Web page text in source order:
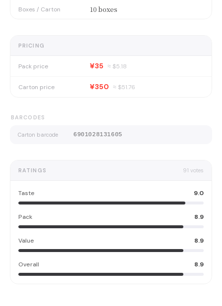
Boxes / Carton 10 boxes
PRICING
Pack price ¥35 ≈ $5.18
Carton price ¥350 ≈ $51.76
BARCODES
Carton barcode 6901028131605
RATINGS 91 votes
Taste 9.0
Pack 8.9
Value 8.9
Overall 8.9